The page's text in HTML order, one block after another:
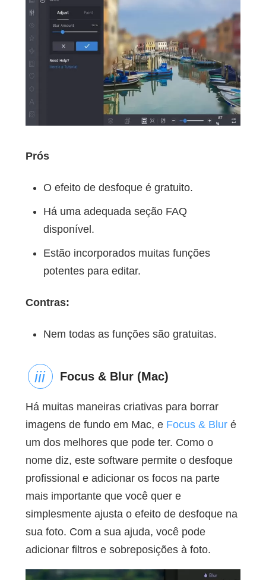
Prós
O efeito de desfoque é gratuito.
Há uma adequada seção FAQ
disponível.
Estão incorporados muitas funções
potentes para editar.
Contras:
Nem todas as funções são gratuitas.
Focus & Blur (Mac)
Há muitas maneiras criativas para borrar
imagens de fundo em Mac, e Focus & Bluré
um dos melhores que pode ter. Como o
nome diz, este software permite o desfoque
profissional e adicionar os focos na parte
mais importante que você quer e
simplesmente ajusta o efeito de desfoque na
sua foto. Com a sua ajuda, você pode
adicionar filtros e sobreposições à foto.